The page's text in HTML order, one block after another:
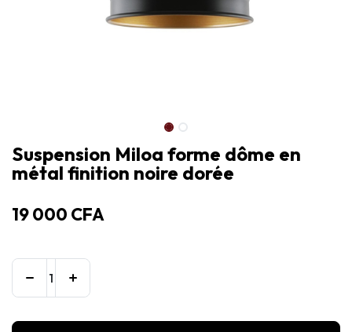
Suspension Miloa forme dôme en
métal finition noire dorée
19 000 CFA